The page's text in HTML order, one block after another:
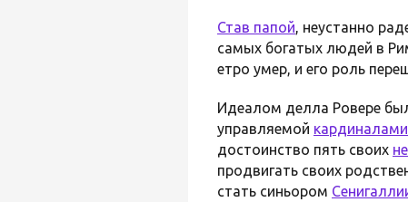
Став папой, неустанно
самых богатых людей в
етро умер, и его роль
Идеалом делла Ровере
управляемой кардиналами
достоинство пять своих
продвигать своих
стать синьором